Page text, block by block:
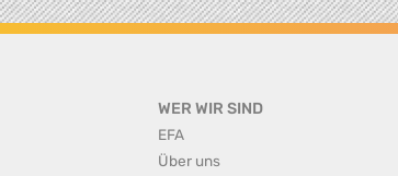
WER WIR SIND
EFA
Über uns